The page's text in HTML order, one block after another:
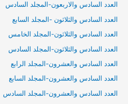
العدد السادس والاربعون-المجلد السادس
العدد السادس والثلاثون -المجلد السابع
العدد السادس والثلاثون-المجلد الخامس
العدد السادس والثلاثون-المجلد السادس
العدد السادس والعشرون-المجلد الرابع
العدد السادس والعشرون-المجلد السابع
العدد السادس والعشرون-المجلد السادس